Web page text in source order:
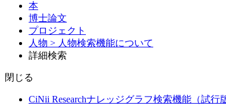
本
博士論文
プロジェクト
人物 > 人物検索機能について
詳細検索
閉じる
CiNii Researchナレッジグラフ検索機能（試行